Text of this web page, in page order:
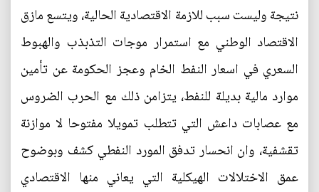
نتيجة وليست سبب للازمة الاقتصادية الحالية، ويتسع مازق
الاقتصاد الوطني مع استمرار موجات التذبذب والهبوط
السعري في اسعار النفط الخام وعجز الحكومة عن تأمين
موارد مالية بديلة للنفط، يتزامن ذلك مع الحرب الضروس
مع عصابات داعش التي تتطلب تمويلا مفتوحا لا موازنة
تقشفية، وان انحسار تدفق المورد النفطي كشف وبوضوح
عمق الاختلالات الهيكلية التي يعاني منها الاقتصادي